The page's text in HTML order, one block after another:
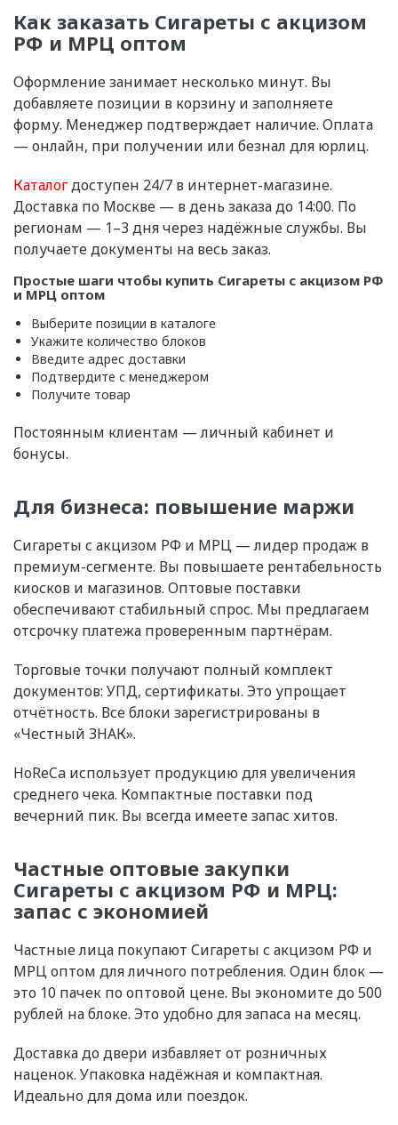
Как заказать Сигареты с акцизом
РФ и МРЦ оптом
Оформление занимает несколько минут. Вы
добавляете позиции в корзину и заполняете
форму. Менеджер подтверждает наличие. Оплата
— онлайн, при получении или безнал для юрлиц.
Каталогдоступен 24/7 в интернет-магазине.
Доставка по Москве — в день заказа до 14:00. По
регионам — 1–3 дня через надёжные службы. Вы
получаете документы на весь заказ.
Простые шаги чтобы купить Сигареты с акцизом РФ
и МРЦ оптом
Выберите позиции в каталоге
Укажите количество блоков
Введите адрес доставки
Подтвердите с менеджером
Получите товар
Постоянным клиентам — личный кабинет и
бонусы.
Для бизнеса: повышение маржи
Сигареты с акцизом РФ и МРЦ — лидер продаж в
премиум-сегменте. Вы повышаете рентабельность
киосков и магазинов. Оптовые поставки
обеспечивают стабильный спрос. Мы предлагаем
отсрочку платежа проверенным партнёрам.
Торговые точки получают полный комплект
документов: УПД, сертификаты. Это упрощает
отчётность. Все блоки зарегистрированы в
«Честный ЗНАК».
HoReCa использует продукцию для увеличения
среднего чека. Компактные поставки под
вечерний пик. Вы всегда имеете запас хитов.
Частные оптовые закупки
Сигареты с акцизом РФ и МРЦ:
запас с экономией
Частные лица покупают Сигареты с акцизом РФ и
МРЦ оптом для личного потребления. Один блок —
это 10 пачек по оптовой цене. Вы экономите до 500
рублей на блоке. Это удобно для запаса на месяц.
Доставка до двери избавляет от розничных
наценок. Упаковка надёжная и компактная.
Идеально для дома или поездок.